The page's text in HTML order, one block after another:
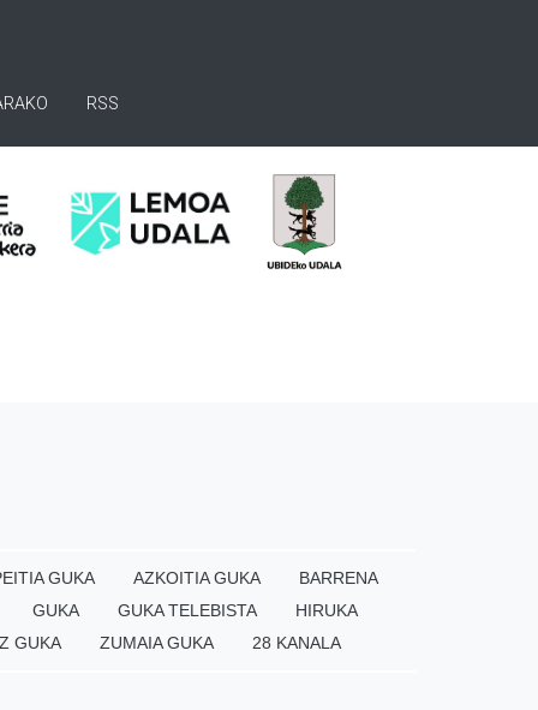
RSS
GUKA AZKOITIA GUKA
BARRENA
GUKA
GUKA TELEBISTA
HIRUKA
GUKA
ZUMAIA GUKA 28 KANALA